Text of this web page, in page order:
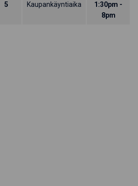
5 Kaupankäyntiaika
1:30pm -
8pm